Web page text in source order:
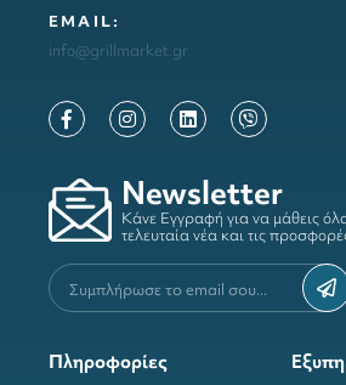
ΕΜΑΙL:
info@grillmarket.gr
Newsletter
Κάνε Εγγραφή για να μάθεις
τελευταία νέα και τις
Πληροφορίες